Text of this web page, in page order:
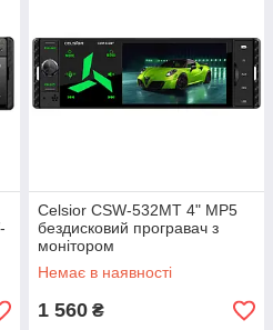
Celsior CSW-532MT 4" MP5
бездисковий програвач з
монітором
Немає в наявності
1 560 ₴